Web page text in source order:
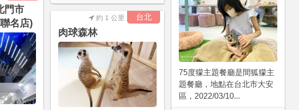
75度獴主題餐廳是間狐獴主
題餐廳，地點在台北市大安
區，2022/03/10...
門市
名店)
台北
肉球森林
約 1 公里